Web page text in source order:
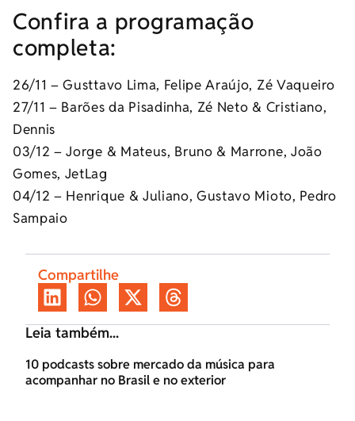
Confira a programação
completa:
26/11 – Gusttavo Lima, Felipe Araújo, Zé Vaqueiro
27/11 – Barões da Pisadinha, Zé Neto & Cristiano,
Dennis
03/12 – Jorge & Mateus, Bruno & Marrone, João
Gomes, JetLag
04/12 – Henrique & Juliano, Gustavo Mioto, Pedro
Sampaio
Compartilhe
Leia também...
10 podcasts sobre mercado da música para
acompanhar no Brasil e no exterior